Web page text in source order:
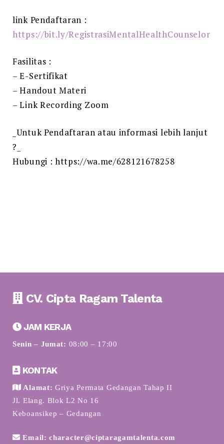
link Pendaftaran :
https://bit.ly/RegistrasiMentalHealthCounselor
Fasilitas :
– E-Sertifikat
– Handout Materi
– Link Recording Zoom
_Untuk Pendaftaran atau informasi lebih lanjut
?_
Hubungi : https://wa.me/628121678258
CV. Cipta Ragam Talenta
JAM KERJA
Senin – Jumat: 08:00 – 17:00
KONTAK
Alamat: Griya Permata Gedangan Tahap II
Jl. Elang. Blok L2 No 16
Keboansikep – Gedangan
Email: character@ciptaragamtalenta.com